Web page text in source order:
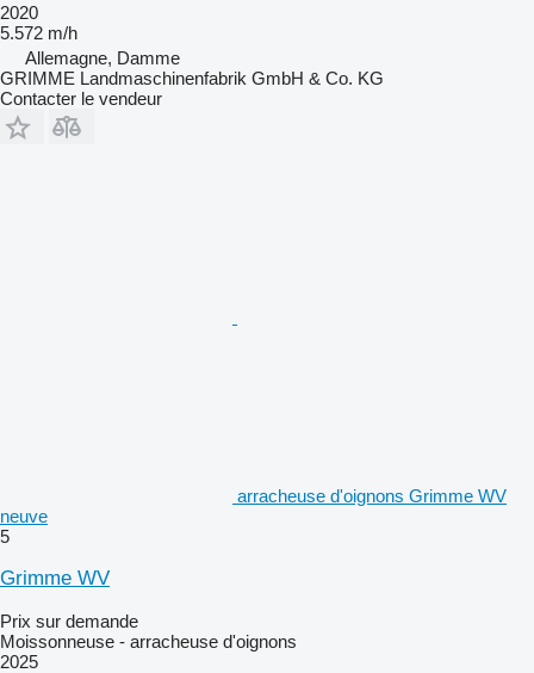
2020
5.572 m/h
Allemagne, Damme
GRIMME Landmaschinenfabrik GmbH & Co. KG
Contacter le vendeur
arracheuse d'oignons Grimme WV
neuve
5
Grimme WV
Prix sur demande
Moissonneuse - arracheuse d'oignons
2025